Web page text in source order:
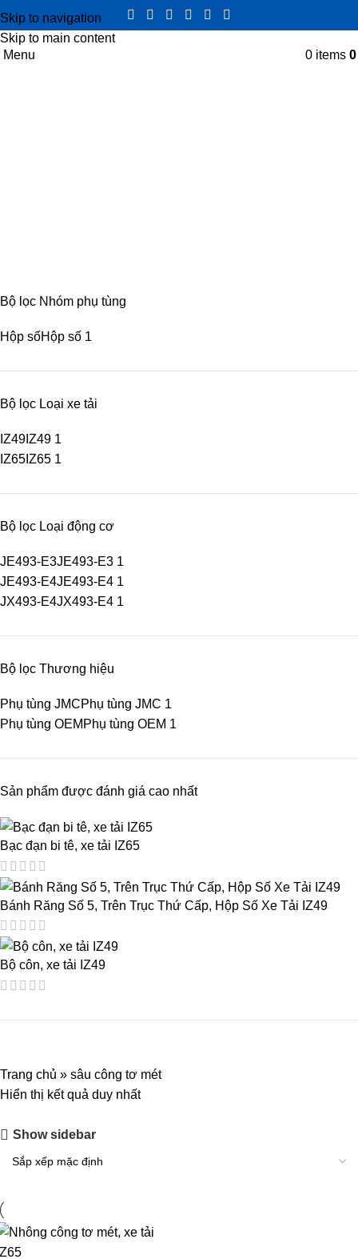
Skip to navigation
Skip to main content
Menu
0 items
Bộ lọc Nhóm phụ tùng
Hộp sốHộp số 1
Bộ lọc Loại xe tải
IZ49 IZ49 1
IZ65 IZ65 1
Bộ lọc Loại động cơ
JE493-E3JE493-E3 1
JE493-E4JE493-E4 1
JX493-E4JX493-E4 1
Bộ lọc Thương hiệu
Phụ tùng JMCPhụ tùng JMC 1
Phụ tùng OEM Phụ tùng OEM 1
Sản phẩm được đánh giá cao nhất
Bạc đạn bi tê, xe tải IZ65
Bánh Răng Số 5, Trên Trục Thứ Cấp, Hộp Số Xe Tải IZ49
Bộ côn, xe tải IZ49
Trang chủ » sâu công tơ mét
Hiển thị kết quả duy nhất
Show sidebar